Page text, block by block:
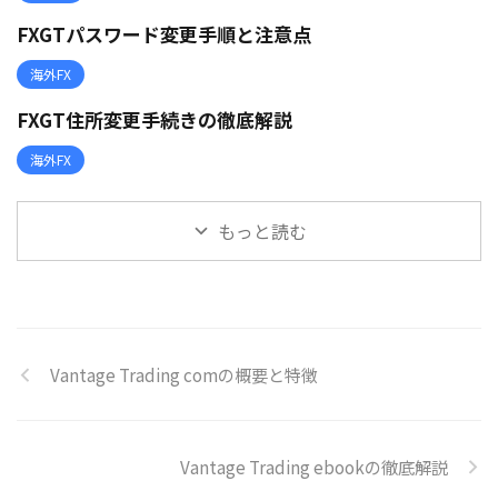
FXGTパスワード変更手順と注意点
海外FX
FXGT住所変更手続きの徹底解説
海外FX
もっと読む
Vantage Trading comの概要と特徴
Vantage Trading ebookの徹底解説